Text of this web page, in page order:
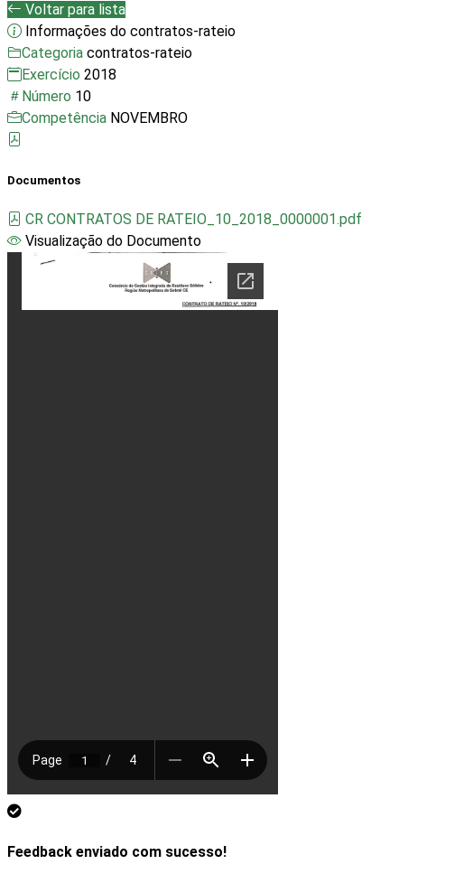
Voltar para lista
Informações do contratos-rateio
Categoria contratos-rateio
Exercício 2018
Número 10
Competência NOVEMBRO
Documentos
CR CONTRATOS DE RATEIO_10_2018_0000001.pdf
Visualização do Documento
Feedback enviado com sucesso!